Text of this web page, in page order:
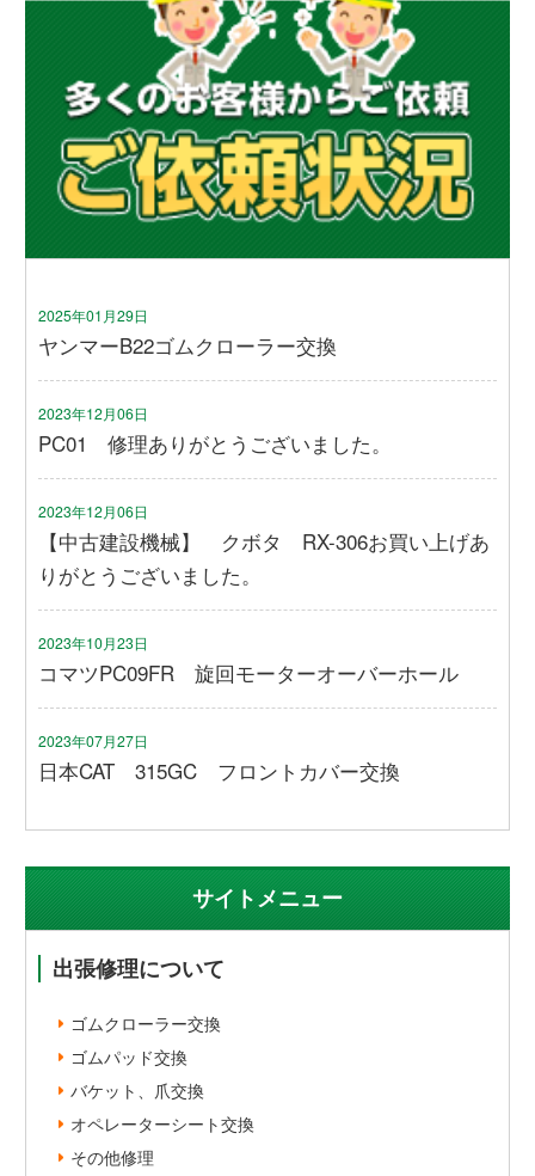
2025年01月29日
ヤンマーB22ゴムクローラー交換
2023年12月06日
PC01 修理ありがとうございました。
2023年12月06日
【中古建設機械】 クボタ RX-306お買い上げあ
りがとうございました。
2023年10月23日
コマツPC09FR 旋回モーターオーバーホール
2023年07月27日
日本CAT 315GC フロントカバー交換
サイトメニュー
出張修理について
ゴムクローラー交換
ゴムパッド交換
バケット、爪交換
オペレーターシート交換
その他修理